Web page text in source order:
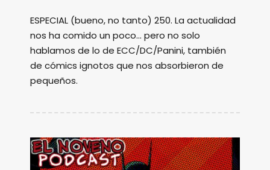
ESPECIAL (bueno, no tanto) 250. La actualidad
nos ha comido un poco... pero no solo
hablamos de lo de ECC/DC/Panini, también
de cómics ignotos que nos absorbieron de
pequeños.